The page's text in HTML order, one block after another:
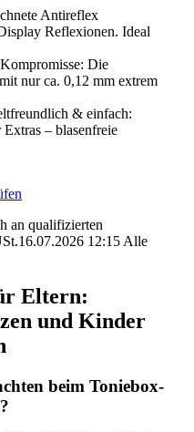
Antireflex
Reflexionen. Ideal
Die
nur ca. 0,12 mm extrem
& einfach:
– blasenfreie
an qualifizierten
12:15 Alle
Eltern:
und Kinder
beim Toniebox-